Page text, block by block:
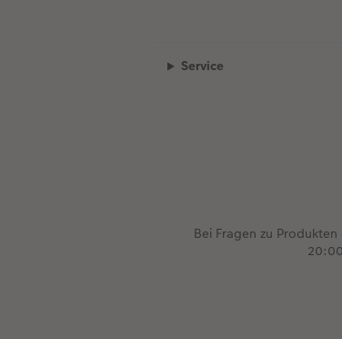
Service
Bei Fragen zu